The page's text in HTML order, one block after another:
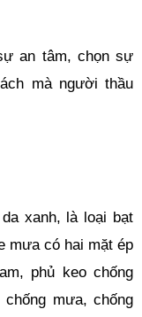
an tâm, chọn sự
mà người thầu
xanh, là loại bạt
mưa có hai mặt ép
phủ keo chống
mưa, chống